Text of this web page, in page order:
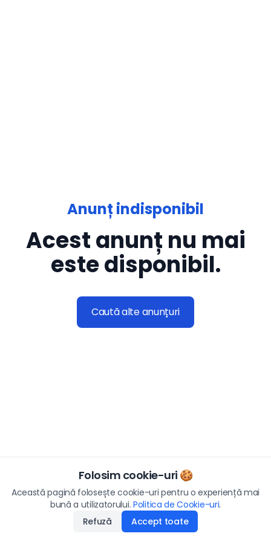
Anunț indisponibil
Acest anunț nu mai
este disponibil.
Caută alte anunțuri
Folosim cookie-uri 🍪
Această pagină folosește cookie-uri pentru o experiență mai
bună a utilizatorului. Politica de Cookie-uri.
Refuză
Accept toate